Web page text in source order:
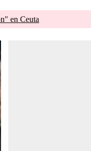
en Ceuta